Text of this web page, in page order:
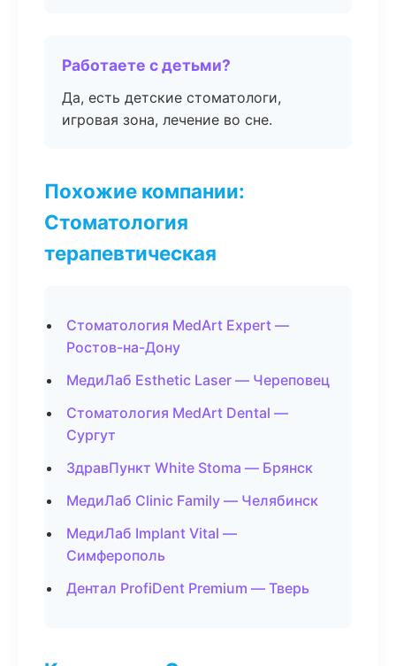
Работаете с детьми?
Да, есть детские стоматологи,
игровая зона, лечение во сне.
Похожие компании:
Стоматология
терапевтическая
Стоматология MedArt Expert —
Ростов-на-Дону
МедиЛаб Esthetic Laser — Череповец
Стоматология MedArt Dental —
Сургут
ЗдравПункт White Stoma — Брянск
МедиЛаб Clinic Family — Челябинск
МедиЛаб Implant Vital —
Симферополь
Дентал ProfiDent Premium — Тверь